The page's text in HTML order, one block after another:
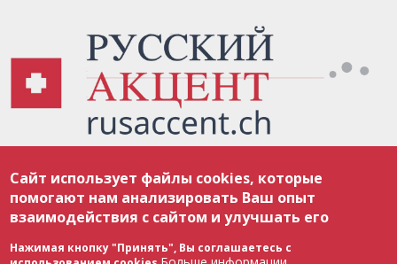
соответствии с законодательством Швейцарии об авторском праве и
международными соглашениями. Полное или частичное использование
материалов возможно только с разрешения редакции. В случае полного
или частичного воспроизведения материалов сайта rusaccent.ch,
ОБЯЗАТЕЛЬНА АКТИВНАЯ ГИПЕРССЫЛКА на конкретный заимствованный
текст. Фотоизображения, размещенные редакцией rusaccent.ch, являются
ее исключительной собственностью. Полное или частичное
Сайт использует файлы cookies, которые
помогают нам анализировать Ваш опыт
взаимодействия с сайтом и улучшать его
Нажимая кнопку "Принять", Вы соглашаетесь с